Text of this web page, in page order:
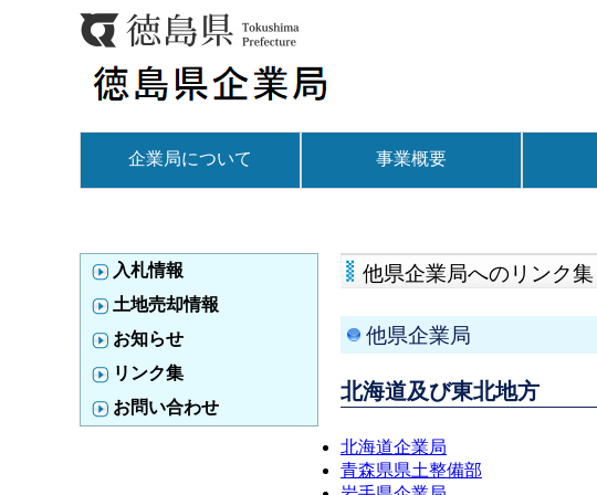
企業局について 事業概要
入札情報
土地売却情報
お知らせ
リンク集
お問い合わせ
他県企業局へのリンク集
他県企業局
北海道及び東北地方
北海道企業局
青森県県土整備部